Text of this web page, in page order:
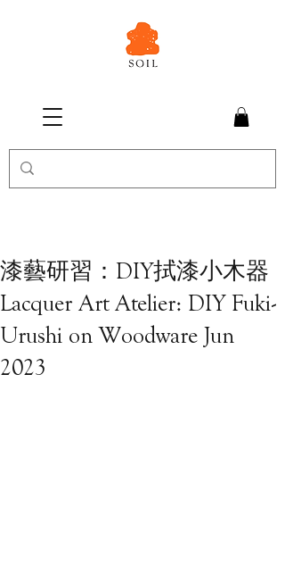
漆藝研習：DIY拭漆小木器
Lacquer Art Atelier: DIY Fuki-
Urushi on Woodware Jun
2023